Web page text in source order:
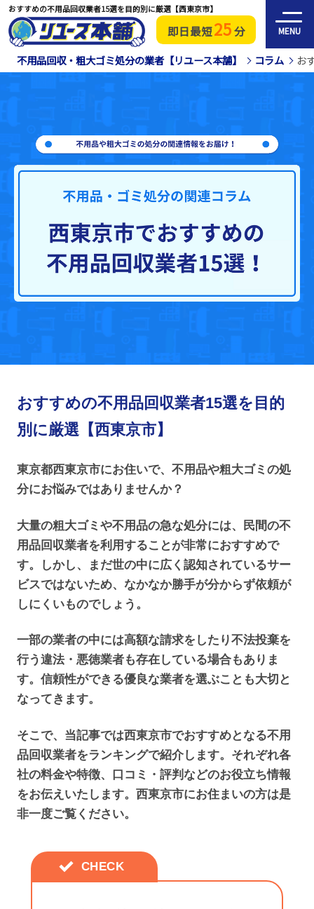
即日最短25分 MENU
おすすめの不用品回収業者15選を目的別に厳選【西東京市】
不用品回収・粗大ゴミ処分の業者【リユース本舗】 コラム お
おすすめの不用品回収業者15選を目的
別に厳選【西東京市】
東京都西東京市にお住いで、不用品や粗大ゴミの処
分にお悩みではありませんか？
大量の粗大ゴミや不用品の急な処分には、民間の不
用品回収業者を利用することが非常におすすめで
す。しかし、まだ世の中に広く認知されているサー
ビスではないため、なかなか勝手が分からず依頼が
しにくいものでしょう。
一部の業者の中には高額な請求をしたり不法投棄を
行う違法・悪徳業者も存在している場合もありま
す。信頼性ができる優良な業者を選ぶことも大切と
なってきます。
そこで、当記事では西東京市でおすすめとなる不用
品回収業者をランキングで紹介します。それぞれ各
社の料金や特徴、口コミ・評判などのお役立ち情報
をお伝えいたします。西東京市にお住まいの方は是
非一度ご覧ください。